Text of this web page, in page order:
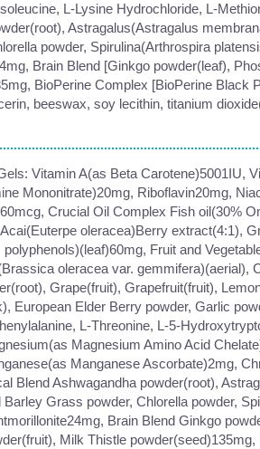
L-Lysine Hydrochloride, L-
Astragalus(Astragalus
powder, Spirulina(Arthrospira
Brain Blend [Ginkgo powder(leaf),
BioPerine Complex [BioPerine
beeswax, soy lecithin, titanium
Vitamin A(as Beta Carotene)5001IU,
Mononitrate)20mg, Riboflavin20mg,
Crucial Oil Complex Fish oil(30%
oleracea)Berry extract(4:1),
Fruit and
oleracea var. gemmifera)(aerial),
Grape(fruit), Grapefruit(fruit),
European Elder Berry powder, Garlic
L-Threonine, L-5-
Magnesium Amino Acid
Manganese Ascorbate)2mg,
Blend Ashwagandha powder(root),
Barley Grass powder, Chlorella powder,
Brain Blend Ginkgo
Milk Thistle